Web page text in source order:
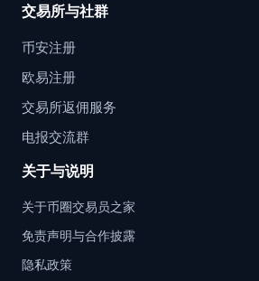
交易所与社群
币安注册
欧易注册
交易所返佣服务
电报交流群
关于与说明
关于币圈交易员之家
免责声明与合作披露
隐私政策